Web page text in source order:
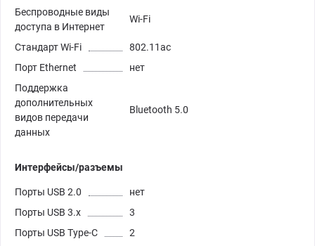
Беспроводные виды
доступа в Интернет
Wi-Fi
Стандарт Wi-Fi
802.11ac
Порт Ethernet
нет
Поддержка
дополнительных
видов передачи
данных
Bluetooth 5.0
Интерфейсы/разъемы
Порты USB 2.0
нет
Порты USB 3.х
3
Порты USB Type-C
2